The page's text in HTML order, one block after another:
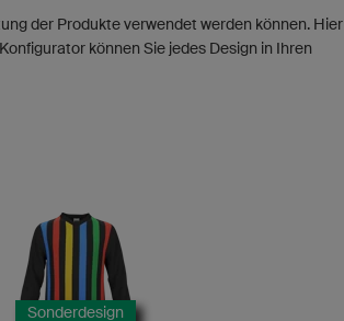
der Produkte verwendet werden können. Hier
können Sie jedes Design in Ihren
Sonderdesign